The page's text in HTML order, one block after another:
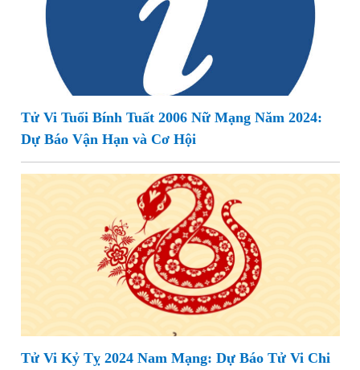
Tử Vi Tuổi Bính Tuất 2006 Nữ Mạng Năm 2024:
Dự Báo Vận Hạn và Cơ Hội
Tử Vi Kỷ Tỵ 2024 Nam Mạng: Dự Báo Tử Vi Chi